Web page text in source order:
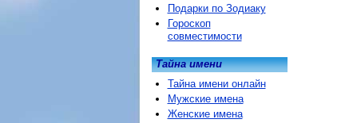
Подарки по Зодиаку
Гороскоп
совместимости
Тайна имени
Тайна имени онлайн
Мужские имена
Женские имена